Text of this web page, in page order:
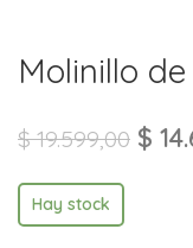
Molinillo
$19.599,00 $
Hay stock